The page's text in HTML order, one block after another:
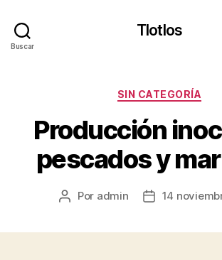
Buscar
Tlotlos
Categorías
SIN CATEGORÍA
Producción
pescados y
Autor
Por admin
Fecha
14